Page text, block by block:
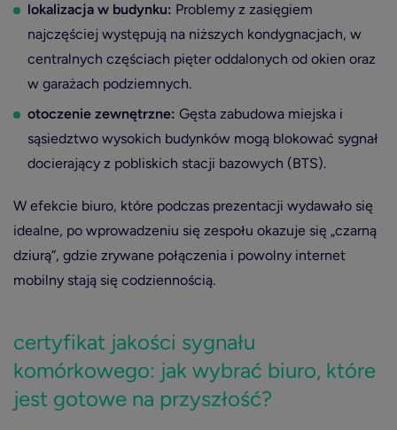
lokalizacja w budynku: Problemy z zasięgiem
najczęściej występują na niższych kondygnacjach, w
centralnych częściach pięter oddalonych od okien oraz
w garażach podziemnych.
otoczenie zewnętrzne: Gęsta zabudowa miejska i
sąsiedztwo wysokich budynków mogą blokować sygnał
docierający z pobliskich stacji bazowych (BTS).
W efekcie biuro, które podczas prezentacji wydawało się
idealne, po wprowadzeniu się zespołu okazuje się „czarną
dziurą”, gdzie zrywane połączenia i powolny internet
mobilny stają się codziennością.
certyfikat jakości sygnału
komórkowego: jak wybrać biuro, które
jest gotowe na przyszłość?